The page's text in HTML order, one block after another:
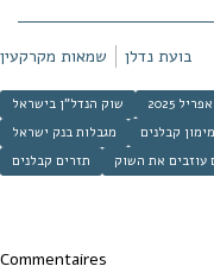
בועת נדלן שמאות מקרקעין
שוק הנדל"ן בישראל 2025
מגבלות בנק ישראל
מימון קבלנים
תזרים קבלנים
עוזבים את השוק
Commentaires